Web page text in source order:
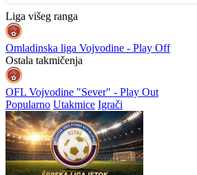
Liga višeg ranga
Omladinska liga Vojvodine - Play Off
Ostala takmičenja
OFL Vojvodine "Sever" - Play Out
Popularno Utakmice Igrači